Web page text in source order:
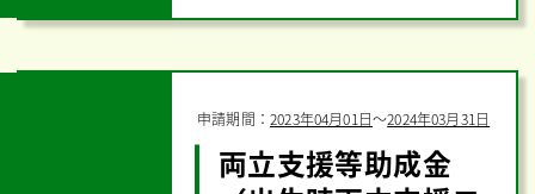
申請期間：2023年04月01日〜2024年03月31日
両立支援等助成金